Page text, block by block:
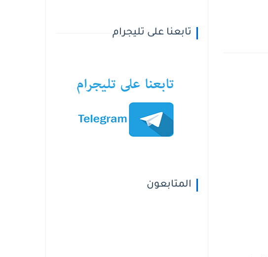
تابعنا على تليجرام
المتابعون